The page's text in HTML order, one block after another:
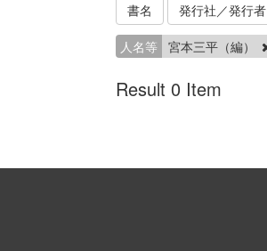
書名 発行社／発行者
人名等 宮本三平（編）
Result 0 Item